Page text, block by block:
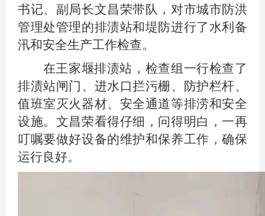
书记、副局长文昌荣带队，对市城市防洪
管理处管理的排渍站和堤防进行了水利备
汛和安全生产工作检查。
在王家堰排渍站，检查组一行检查了
排渍站闸门、进水口拦污栅、防护栏杆、
值班室灭火器材、安全通道等排涝和安全
设施。文昌荣看得仔细，问得明白，一再
叮嘱要做好设备的维护和保养工作，确保
运行良好。